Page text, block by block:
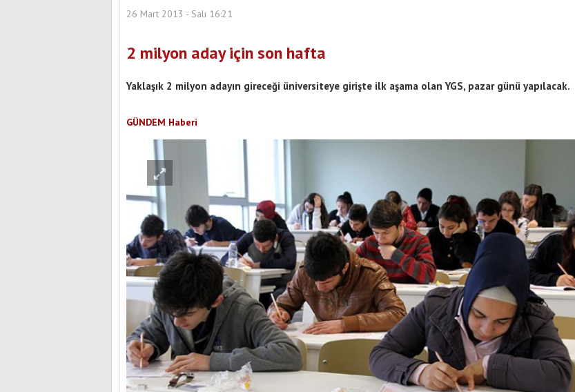
26 Mart 2013 - Salı 16:21
2 milyon aday için son hafta
Yaklaşık 2 milyon adayın gireceği üniversiteye girişte ilk aşama olan YGS, pazar günü yapılacak.
GÜNDEM Haberi